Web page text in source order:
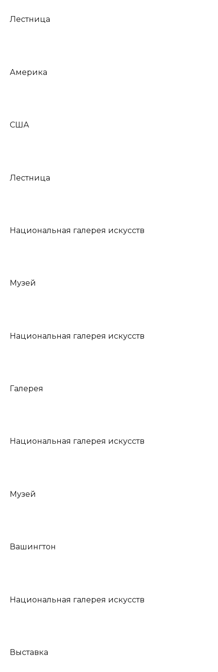
Лестница
Америка
США
Лестница
Национальная галерея искусств
Музей
Национальная галерея искусств
Галерея
Национальная галерея искусств
Музей
Вашингтон
Национальная галерея искусств
Выставка